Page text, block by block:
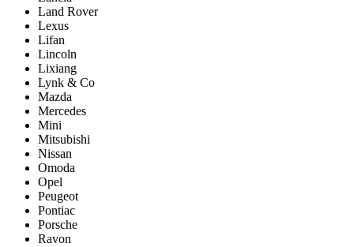
Land Rover
Lexus
Lifan
Lincoln
Lixiang
Lynk & Co
Mazda
Mercedes
Mini
Mitsubishi
Nissan
Omoda
Opel
Peugeot
Pontiac
Porsсhe
Ravon